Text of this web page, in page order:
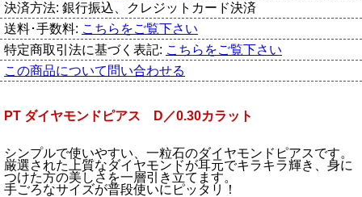
決済方法: 銀行振込、クレジットカード決済
送料･手数料: こちらをご覧下さい
特定商取引法に基づく表記: こちらをご覧下さい
この商品について問い合わせる
PT ダイヤモンドピアス D／0.30カラット
シンプルで使いやすい、一粒石のダイヤモンドピアスです。
厳選された上質なダイヤモンドが耳元でキラキラ輝き、身に
つけた方の美しさを一層引き立てます。
手ごろなサイズが普段使いにピッタリ！